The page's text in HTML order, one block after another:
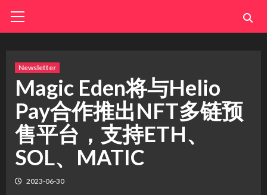
Menu
Newsletter
Magic Eden将与Helio
Pay合作推出NFT多链预
售平台，支持ETH、
SOL、MATIC
2023-06-30